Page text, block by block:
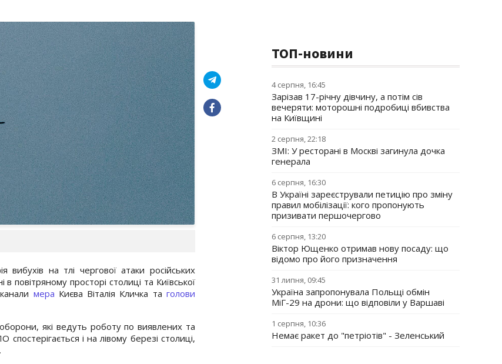
на тлі чергової атаки російських
в повітряному просторі столиці та Київської
мера Києва Віталія Кличка та голови
які ведуть роботу по виявлених та
і на лівому березі столиці,
ТОП-новини
4 серпня, 16:45
Зарізав 17-річну дівчину, а потім сів
вечеряти: моторошні подробиці вбивства
на Київщині
2 серпня, 22:18
ЗМІ: У ресторані в Москві загинула дочка
генерала
6 серпня, 16:30
В Україні зареєстрували петицію про зміну
правил мобілізації: кого пропонують
призивати першочергово
6 серпня, 13:20
Віктор Ющенко отримав нову посаду: що
відомо про його призначення
31 липня, 09:45
Україна запропонувала Польщі обмін
МіГ-29 на дрони: що відповіли у Варшаві
1 серпня, 10:36
Немає ракет до "петріотів" - Зеленський